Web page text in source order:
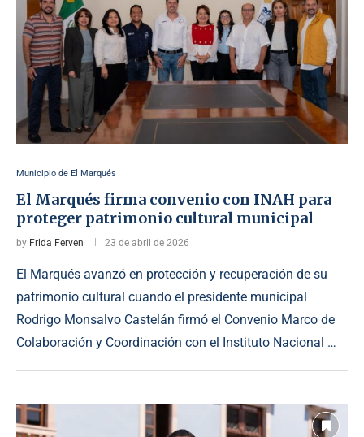
Municipio de El Marqués
El Marqués firma convenio con INAH para
proteger patrimonio cultural municipal
by Frida Ferven 23 de abril de 2026
El Marqués avanzó en protección y recuperación de su
patrimonio cultural cuando el presidente municipal
Rodrigo Monsalvo Castelán firmó el Convenio Marco de
Colaboración y Coordinación con el Instituto Nacional …